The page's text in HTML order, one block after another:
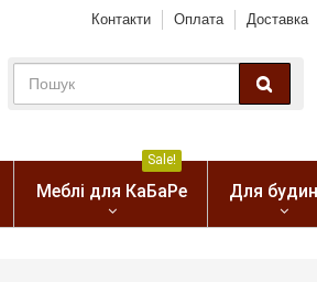
Контакти Оплата Доставка
Меблі для КаБаРе
Sale!
Для